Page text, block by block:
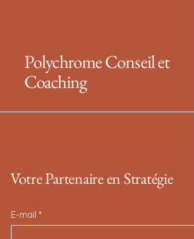
Polychrome Conseil et
Coaching
Votre Partenaire en Stratégie
E-mail *